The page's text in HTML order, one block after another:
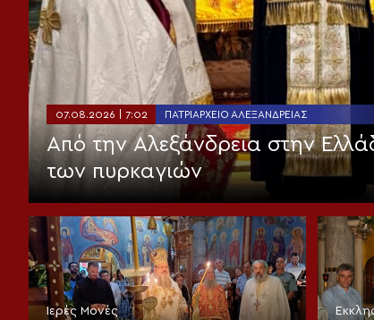
07.08.2026 | 7:02 ΠΑΤΡΙΑΡΧΕΊΟ ΑΛΕΞΑΝΔΡΕΊΑΣ
Από την Αλεξάνδρεια στην
των πυρκαγιών
Ιερές Μονές